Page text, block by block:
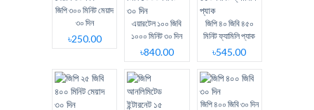
জিপি ৩০০ মিনিট মেয়াদ
৩০ দিন
৳250.00
এয়ারটেল ১০০ জিবি
১০০০ মিনিট ৩০ দিন
৳840.00
জিপি ৪০ জিবি ৪৫০
মিনিট ফ্যামিলি প্যাক
৳545.00
জিপি ৪০০ জিবি ৩০ দিন